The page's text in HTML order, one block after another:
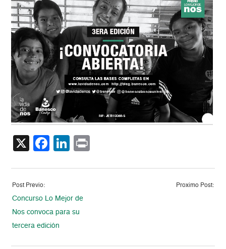
X Facebook
LinkedIn
Post Previo:
Concurso Lo Mejor de
Nos convoca para su
tercera edición
Proximo Post: